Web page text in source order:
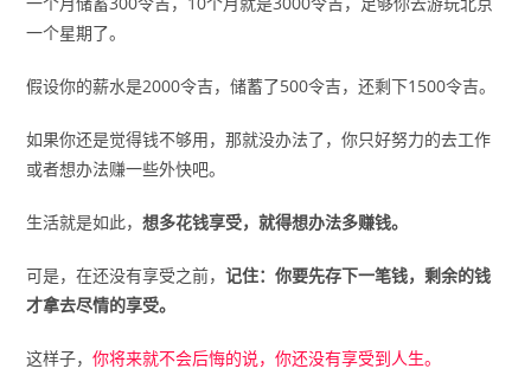
一个星期了。
假设你的薪水是2000令吉，储蓄了500令吉，还剩下1500令吉。
如果你还是觉得钱不够用，那就没办法了，你只好努力的去工作
或者想办法赚一些外快吧。
生活就是如此，想多花钱享受，就得想办法多赚钱。
可是，在还没有享受之前，记住：你要先存下一笔钱，剩余的钱
才拿去尽情的享受。
这样子，你将来就不会后悔的说，你还没有享受到人生。